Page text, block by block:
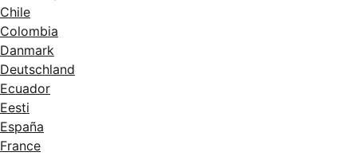
Chile
Colombia
Danmark
Deutschland
Ecuador
Eesti
España
France